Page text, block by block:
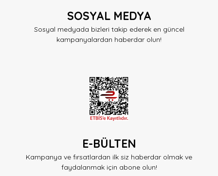
SOSYAL MEDYA
Sosyal medyada bizleri takip ederek en güncel
kampanyalardan haberdar olun!
E-BÜLTEN
Kampanya ve fırsatlardan ilk siz haberdar olmak ve
faydalanmak için abone olun!